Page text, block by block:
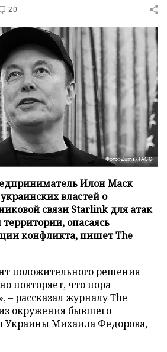
20
Фото: Zuma/ТАСС
Илон Маск
властей о
связи Starlink для атак
территории, опасаясь
конфликта, пишет The
положительного решения
повторяет, что пора
– рассказал журналуThe
окружения бывшего
Украины Михаила Федорова,